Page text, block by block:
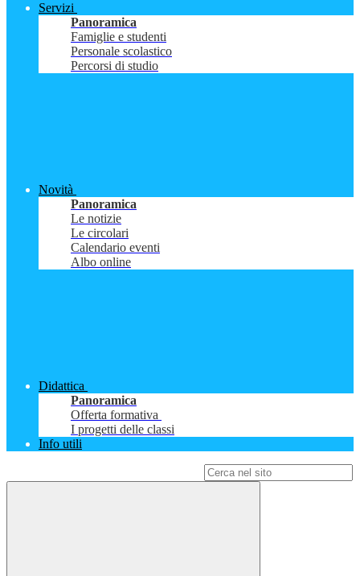
Servizi
Panoramica
Famiglie e studenti
Personale scolastico
Percorsi di studio
Novità
Panoramica
Le notizie
Le circolari
Calendario eventi
Albo online
Didattica
Panoramica
Offerta formativa
I progetti delle classi
Info utili